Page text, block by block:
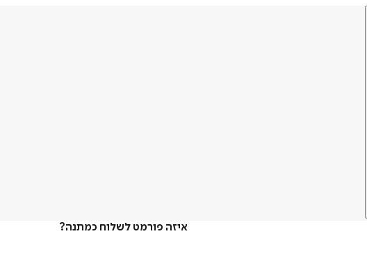
איזה פורמט לשלוח כמתנה?